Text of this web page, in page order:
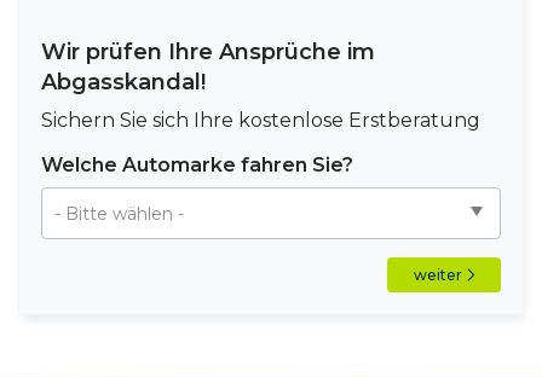
Wir prüfen Ihre Ansprüche im
Abgasskandal!
Sichern Sie sich Ihre kostenlose Erstberatung
Welche Automarke fahren Sie?
weiter